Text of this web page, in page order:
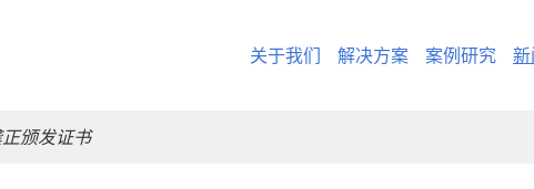
关于我们 解决方案 案例研究
颁发证书